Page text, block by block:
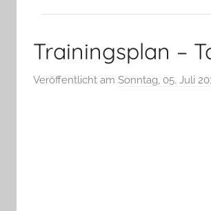
Trainingsplan –
Veröffentlicht am Sonntag, 05. Juli